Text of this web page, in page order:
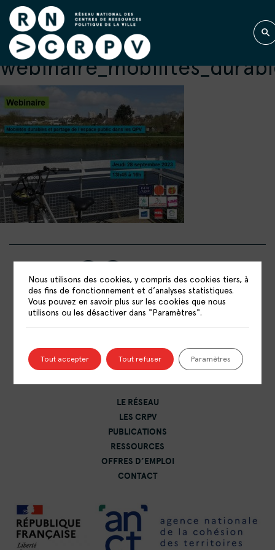
RÉSEAU NATIONAL DES CENTRES DE
15 rue Catulienne
93200 Saint-Denis
LE RÉSEAU
LES CRPV
PUBLICATIONS
RESSOURCES
OFFRES D’EMPLOI
CONTACT
Nous utilisons des cookies, y compris des cookies tiers, à
des fins de fonctionnement et d’analyses statistiques.
Vous pouvez en savoir plus sur les cookies que nous
utilisons ou les désactiver dans "Paramètres".
Tout accepter Tout refuser Paramètres